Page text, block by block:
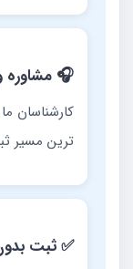
🎧 مشاوره
کارشناسان
ترین مسیر
✅ ثبت